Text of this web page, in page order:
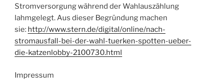
Stromversorgung während der Wahlauszählung
lahmgelegt. Aus dieser Begründung machen
sie: http://www.stern.de/digital/online/nach-
stromausfall-bei-der-wahl-tuerken-spotten-ueber-
die-katzenlobby-2100730.html
Impressum